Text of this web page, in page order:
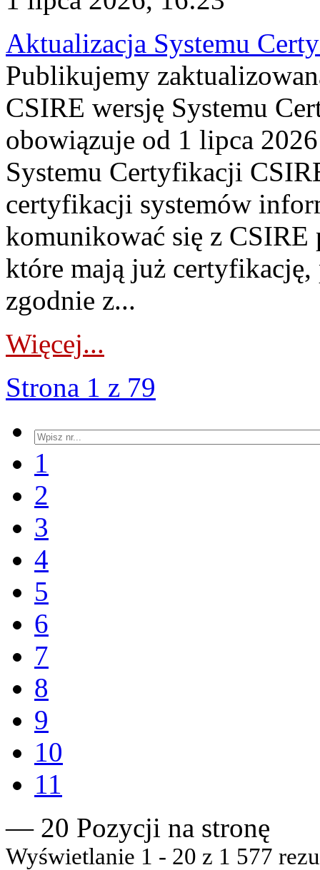
Aktualizacja Systemu
Publikujemy
CSIRE wersję Systemu
obowiązuje od 1 lipca
Systemu Certyfikacji
certyfikacji systemów
komunikować się z
które mają już
zgodnie z...
Więcej...
Strona 1 z 79
1
2
3
4
5
6
7
8
9
10
11
— 20 Pozycji na stronę
Wyświetlanie 1 - 20 z 1 577